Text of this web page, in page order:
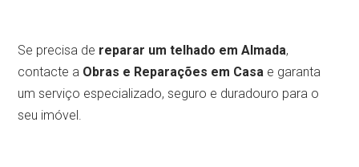
Se precisa de reparar um telhado em Almada,
contacte a Obras e Reparações em Casa e garanta
um serviço especializado, seguro e duradouro para o
seu imóvel.